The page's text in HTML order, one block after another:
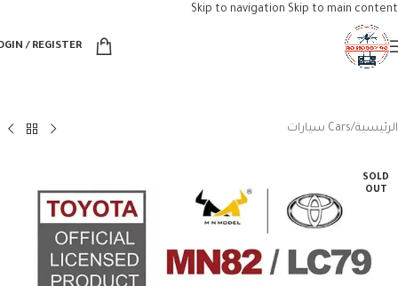
Skip to navigation Skip to main content
/ REGISTER
الرئيسية/Cars سيارات
SOLD
OUT